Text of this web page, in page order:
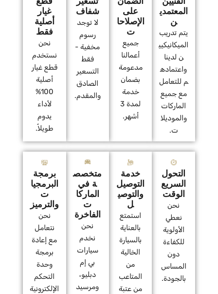
المعتمدي
ن
يتم تدريب
الميكانيكيي
ن لدينا
واعتماده
م للتعامل
مع جميع
الماركات
والموديلا
ت.
على
الإصلاحا
ت
جميع
أعمالنا
مدعومة
بضمان
خدمة
لمدة 3
أشهر.
شفاف
لا توجد
رسوم
مخفية -
فقط
التسعير
الصادق
والمقدم.
غيار
أصلية
فقط
نحن
نستخدم
قطع غيار
أصلية
100%
لأداء
يدوم
طويلاً.
التحول
السريع
الوقت
نحن
نعطي
الأولوية
للكفاءة
دون
المساس
بالجودة.
خدمة
التوصيل
والتوصي
ل
استمتع
بالعناية
بالسيارة
الخالية
من
المتاعب
من عتبة
متخصص
ة في
الماركا
ت
الفاخرة
نحن
نخدم
سيارات
بي إم
دبليو،
ومرسيد
برمجة
البرمجيا
ت
والترميز
نحن
نتعامل
مع إعادة
برمجة
وحدة
التحكم
الإلكترونية